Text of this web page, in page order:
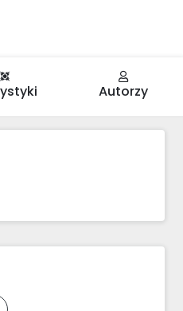
Autorzy